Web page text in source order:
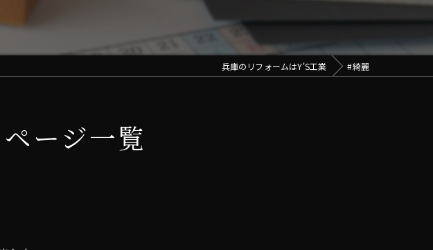
リノベーション
兵庫のリフォームはY'S工業 #綺麗
ージ一覧